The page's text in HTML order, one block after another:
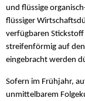
und flüssige
flüssiger
verfügbaren
streifenförmig auf
eingebracht werden
Sofern im Frühjahr,
unmittelbarem